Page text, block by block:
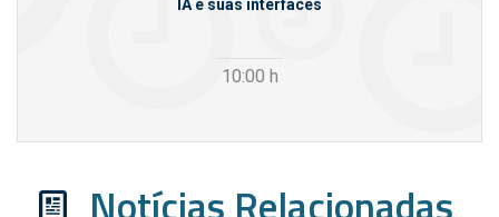
IA e suas interfaces
10:00 h